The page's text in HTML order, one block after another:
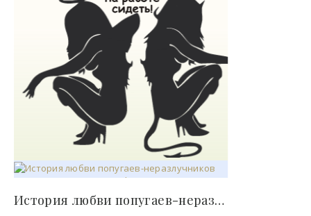
История любви попугаев-неразлучников покорила..